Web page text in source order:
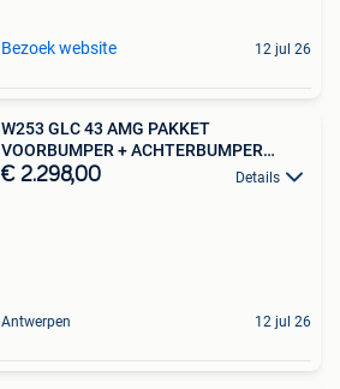
Bezoek website 12 jul 26
W253 GLC 43 AMG PAKKET
VOORBUMPER + ACHTERBUMPER
ZWART WIT G
€ 2.298,00 Details
Antwerpen 12 jul 26